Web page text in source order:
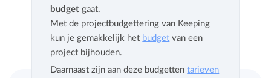
budget gaat.
Met de projectbudgettering van Keeping
kun je gemakkelijk het budget van een
project bijhouden.
Daarnaast zijn aan deze budgettentarieven